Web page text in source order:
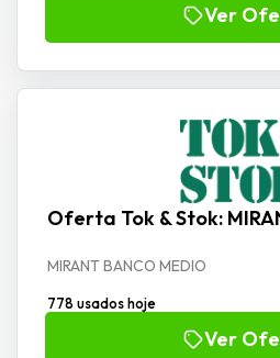
Ver
Oferta Tok & Stok:
MIRANT BANCO MEDIO
778 usados hoje
Ver